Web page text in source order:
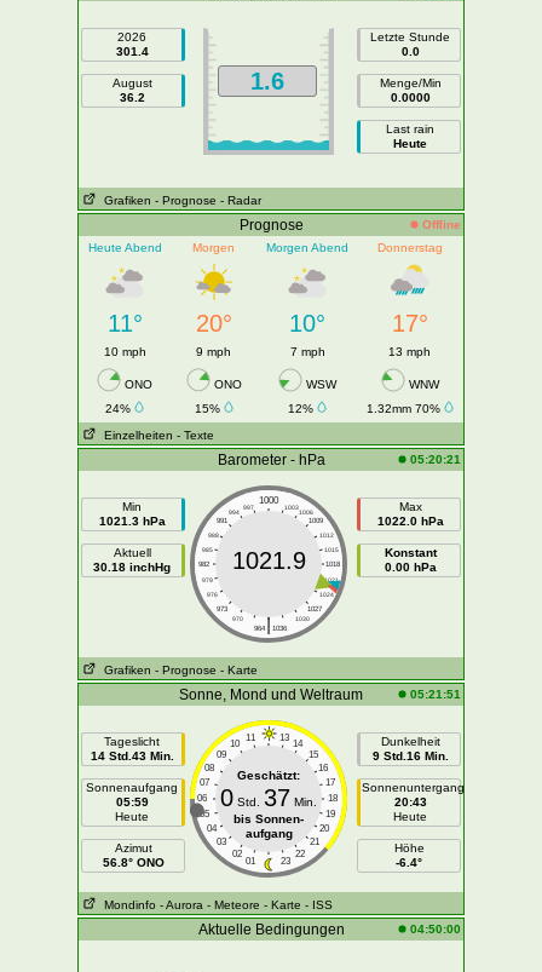
2026
301.4
August
36.2
1.6
Letzte Stunde
0.0
Menge/Min
0.0000
Last rain
Heute
Grafiken - Prognose - Radar
Prognose
Offline
Heute Abend
Morgen Morgen Abend Donnerstag
11° 20° 10° 17°
10 mph 9 mph 7 mph 13 mph
ONO ONO WSW
WNW
24%
15% 12%
1.32mm 70%
Einzelheiten - Texte
Barometer - hPa 05:20:21
Min
1021.3 hPa
Aktuell
30.18 inchHg
1000
997 1003
994
1006
991
1009
988
1012
985
1015
982
1018
979
1021
976
1024
973
1027
970
1030
|
964 1036
1021.9
Max
1022.0 hPa
Konstant
0.00 hPa
Grafiken - Prognose - Karte
Sonne, Mond und Weltraum 05:21:51
Tageslicht
14 Std.43 Min.
Sonnenaufgang
05:59
Heute
Azimut
56.8° ONO
11 13
10
14
09
15
08
16
07
17
06
18
05
19
04
20
03
21
02
22
01 23
Geschätzt:
0 Std. 37 Min.
bis Sonnen-
aufgang
Dunkelheit
9 Std.16 Min.
Sonnenuntergang
20:43
Heute
Höhe
-6.4°
Mondinfo - Aurora - Meteore - Karte - ISS
Aktuelle Bedingungen 04:50:00